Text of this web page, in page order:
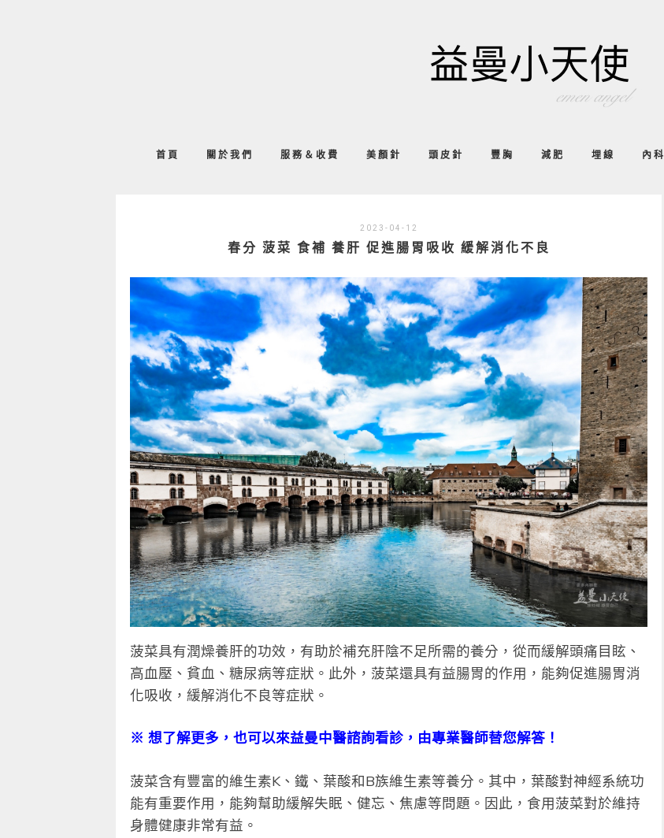
首頁 關於我們 服務＆收費 美顏針 頭皮針 豐胸 減肥 埋線 內科
2023-04-12
春分 菠菜 食補 養肝 促進腸胃吸收 緩解消化不良
菠菜具有潤燥養肝的功效，有助於補充肝陰不足所需的養分，從而緩解頭痛目眩、
高血壓、貧血、糖尿病等症狀。此外，菠菜還具有益腸胃的作用，能夠促進腸胃消
化吸收，緩解消化不良等症狀。
※ 想了解更多，也可以來益曼中醫諮詢看診，由專業醫師替您解答！
菠菜含有豐富的維生素K、鐵、葉酸和B族維生素等養分。其中，葉酸對神經系統功
能有重要作用，能夠幫助緩解失眠、健忘、焦慮等問題。因此，食用菠菜對於維持
身體健康非常有益。